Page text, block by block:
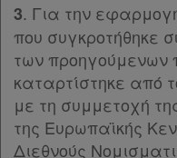
Παρ.22
Άρθρο 4 [-]
παρ.1
παρ.2
παρ.3
παρ.4
3. Για την
που συγκροτήθηκε
των
καταρτίστηκε από
με τη συμμετοχή
της Ευρωπαϊκής
Διεθνούς